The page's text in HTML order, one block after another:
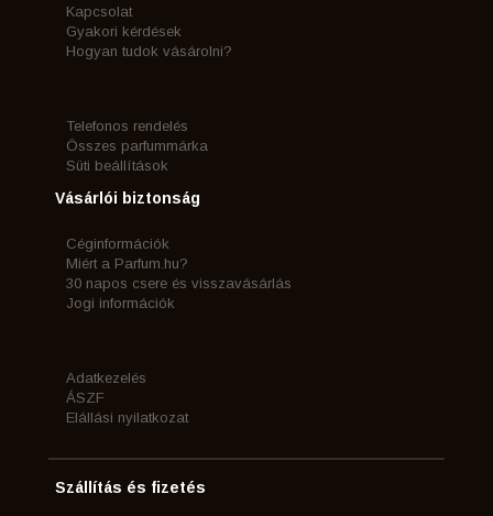
Kapcsolat
Gyakori kérdések
Hogyan tudok vásárolni?
Telefonos rendelés
Összes parfummárka
Süti beállítások
Vásárlói biztonság
Céginformációk
Miért a Parfum.hu?
30 napos csere és visszavásárlás
Jogi információk
Adatkezelés
ÁSZF
Elállási nyilatkozat
Szállítás és fizetés